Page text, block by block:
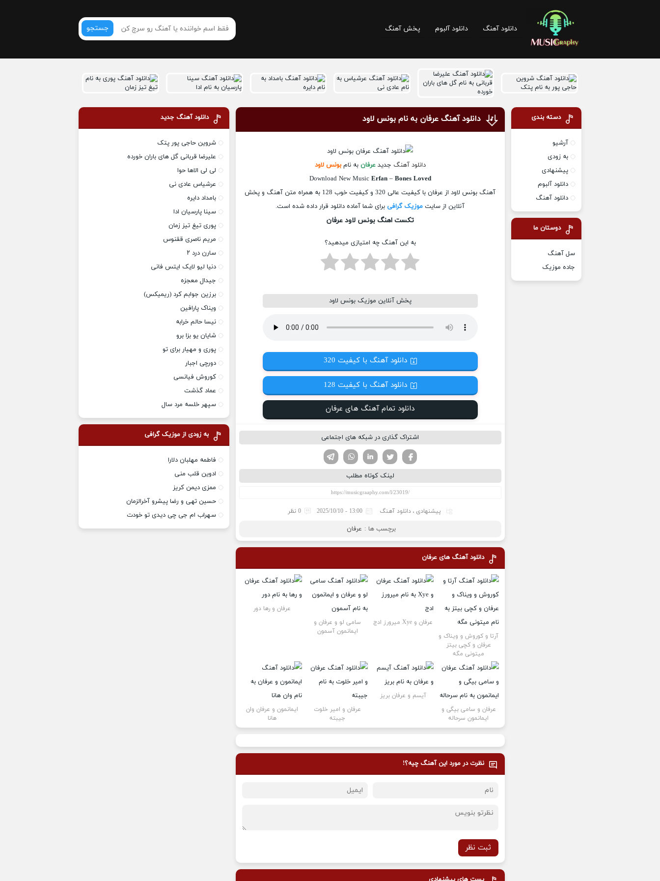
دانلود آهنگ دانلود آلبوم پخش آهنگ جستجو
دانلود آهنگ عرفان به نام بونس لاود
دانلود آهنگ جدیدعرفانبه نامبونس لاود
Download New Music Erfan– Bones Loved
آهنگ بونس لاود از عرفان با کیفیت عالی 320 و کیفیت خوب 128 به همراه متن آهنگ و پخش
آنلاین از سایت موزیک گرافی برای شما آماده دانلود قرار داده شده است.
تکست اهنگ بونس لاود عرفان
به این آهنگ چه امتیازی میدهید؟
پخش آنلاین موزیک بونس لاود
دانلود آهنگ با کیفیت 320
دانلود آهنگ با کیفیت 128
دانلود تمام آهنگ های عرفان
اشتراک گذاری در شبکه های اجتماعی
لینکدین تویتر
فیسوک
لینک کوتاه مطلب
پیشنهادی ، دانلود آهنگ 13:00 - 2025/10/10 0 نظر
برچسب ها : عرفان
دانلود آهنگ هایعرفان
آرتا و کوروش و ویناک و
عرفان و کچی بیتز
میتونی مگه
عرفان و Xye میرورز ادج
سامی لو و عرفان و
ایمانمون آسمون
عرفان و رها دور
عرفان و سامی بیگی و
ایمانمون سرحاله
آیسم و عرفان بریز
عرفان و امیر خلوت
جیبته
ایمانمون و عرفان وان
هانا
نظرت در مورد این آهنگ چیه؟!
ثبت نظر
دسته بندی
آرشیو
به زودی
پیشنهادی
دانلود آلبوم
دانلود آهنگ
دوستان ما
سل آهنگ
جاده موزیک
دانلود آهنگ جدید
شروین حاجی پور پتک
علیرضا قربانی گل های باران خورده
لی لی الاها حوا
عرشیاس عادی نی
بامداد دایره
سینا پارسیان ادا
پوری تیغ تیز زمان
مریم ناصری ققنوس
سارن درد ۲
دنیا لیو لایک ایتس فانی
جیدال معجزه
برزین جوابم کرد (ریمیکس)
ویناک پارافین
نیسا حالم خرابه
شایان یو بزا برو
پوری و مهیار برای تو
دورچی اجبار
کوروش فیانسی
عماد گذشت
سپهر خلسه مرد سال
به زودی از موزیک گرافی
فاطمه مهلبان دلارا
ادوین قلب منی
ممزی دیمن کریز
حسین تهی و رضا پیشرو آخرالزمان
سهراب ام جی چی دیدی تو خودت